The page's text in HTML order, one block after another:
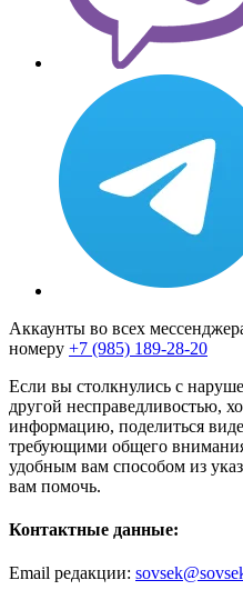
Аккаунты во всех
номеру +7 (985) 189-28-20
Если вы столкнулись с
другой несправедливостью,
информацию, поделиться
требующими общего
удобным вам способом из
вам помочь.
Контактные данные:
Email редакции: